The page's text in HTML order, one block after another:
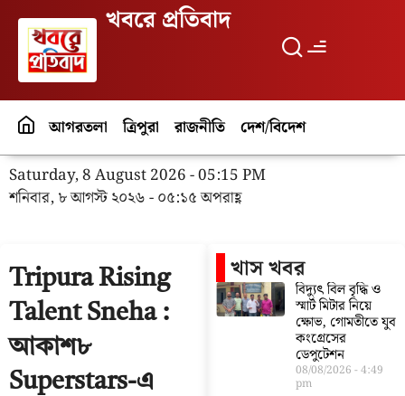
খবরে প্রতিবাদ
আগরতলা ত্রিপুরা রাজনীতি দেশ/বিদেশ
Saturday, 8 August 2026 - 05:15 PM
শনিবার, ৮ আগস্ট ২০২৬ - ০৫:১৫ অপরাহ্ণ
Tripura Rising
Talent Sneha :
আকাশ৮
Superstars-এ
খাস খবর
বিদ্যুৎ বিল বৃদ্ধি ও
স্মার্ট মিটার নিয়ে
ক্ষোভ, গোমতীতে যুব
কংগ্রেসের
ডেপুটেশন
08/08/2026 4:49
pm